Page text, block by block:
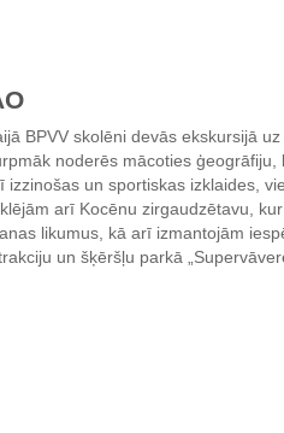
BPVV skolēni devās ekskursijā
noderēs mācoties
izzinošas un sportiskas izklaides,
arī Kocēnu zirgaudzētavu,
likumus, kā arī izmantojām
un šķēršļu parkā